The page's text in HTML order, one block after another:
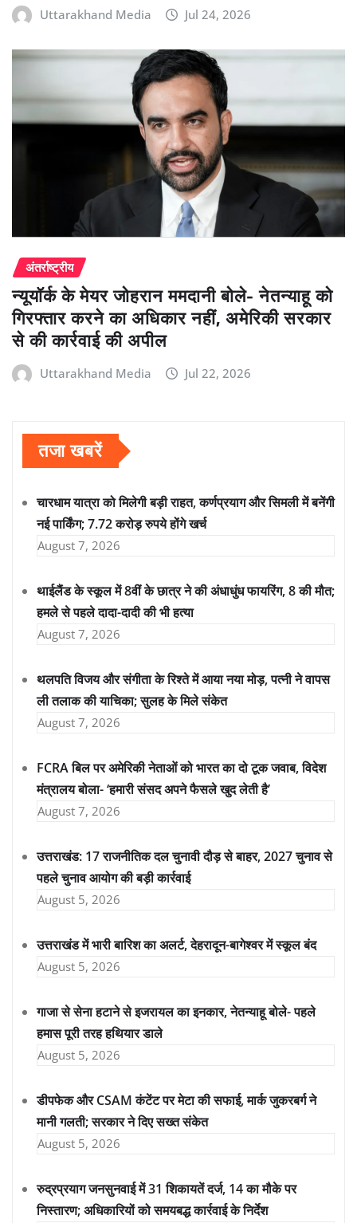
Uttarakhand Media Jul 24, 2026
अंतर्राष्ट्रीय
न्यूयॉर्क के मेयर जोहरान ममदानी बोले- नेतन्याहू को
गिरफ्तार करने का अधिकार नहीं, अमेरिकी सरकार
से की कार्रवाई की अपील
Uttarakhand Media Jul 22, 2026
तजा खबरें
चारधाम यात्रा को मिलेगी बड़ी राहत, कर्णप्रयाग और सिमली में बनेंगी
नई पार्किंग; 7.72 करोड़ रुपये होंगे खर्च
August 7, 2026
थाईलैंड के स्कूल में 8वीं के छात्र ने की अंधाधुंध फायरिंग, 8 की मौत;
हमले से पहले दादा-दादी की भी हत्या
August 7, 2026
थलपति विजय और संगीता के रिश्ते में आया नया मोड़, पत्नी ने वापस
ली तलाक की याचिका; सुलह के मिले संकेत
August 7, 2026
FCRA बिल पर अमेरिकी नेताओं को भारत का दो टूक जवाब, विदेश
मंत्रालय बोला- ‘हमारी संसद अपने फैसले खुद लेती है’
August 7, 2026
उत्तराखंड: 17 राजनीतिक दल चुनावी दौड़ से बाहर, 2027 चुनाव से
पहले चुनाव आयोग की बड़ी कार्रवाई
August 5, 2026
उत्तराखंड में भारी बारिश का अलर्ट, देहरादून-बागेश्वर में स्कूल बंद
August 5, 2026
गाजा से सेना हटाने से इजरायल का इनकार, नेतन्याहू बोले- पहले
हमास पूरी तरह हथियार डाले
August 5, 2026
डीपफेक और CSAM कंटेंट पर मेटा की सफाई, मार्क जुकरबर्ग ने
मानी गलती; सरकार ने दिए सख्त संकेत
August 5, 2026
रुद्रप्रयाग जनसुनवाई में 31 शिकायतें दर्ज, 14 का मौके पर
निस्तारण; अधिकारियों को समयबद्ध कार्रवाई के निर्देश